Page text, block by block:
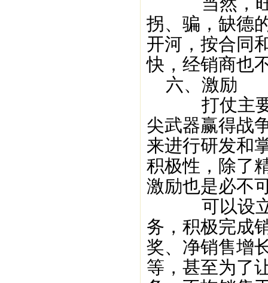
拐、骗，缺德
开河，按合同
快，经销商也
六、激励
打仗主要是
尖武器赢得战
来进行研发和
积极性，除了
激励也是必不
可以设立旺
务，积极完成
奖、净销售增
等，甚至为了